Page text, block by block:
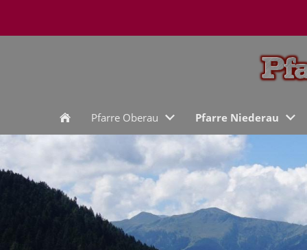
Pfarre Oberau Pfarre Niederau